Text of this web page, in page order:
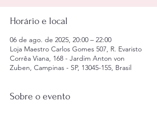
Horário e local
06 de ago. de 2025, 20:00 – 22:00
Loja Maestro Carlos Gomes 507, R. Evaristo
Corrêa Viana, 168 - Jardim Anton von
Zuben, Campinas - SP, 13045-155, Brasil
Sobre o evento